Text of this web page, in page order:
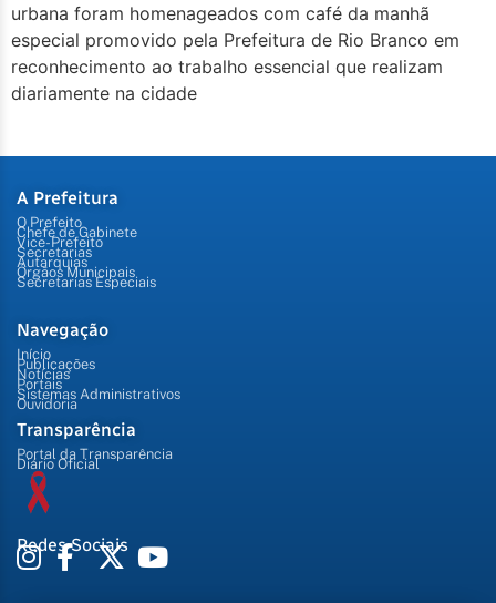
urbana foram homenageados com café da manhã
especial promovido pela Prefeitura de Rio Branco em
reconhecimento ao trabalho essencial que realizam
diariamente na cidade
A Prefeitura
O Prefeito
Chefe de Gabinete
Vice-Prefeito
Secretarias
Autarquias
Órgãos Municipais
Secretarias Especiais
Navegação
Início
Publicações
Notícias
Portais
Sistemas Administrativos
Ouvidoria
Transparência
Portal da Transparência
Diário Oficial
Redes Sociais